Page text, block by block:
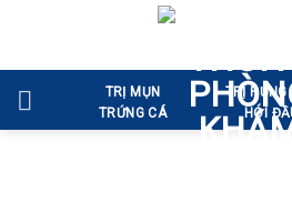
nội
dung
TRỊ MỤN
TRỨNG CÁ
TRỊ RỤNG
HÓI